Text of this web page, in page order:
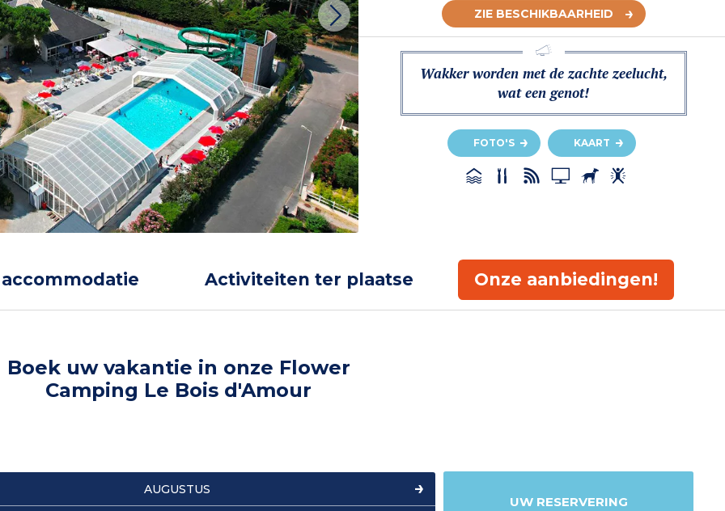
ZIE BESCHIKBAARHEID
Wakker worden met de zachte zeelucht,
wat een genot!
FOTO'S KAART
Activiteiten ter plaatse Onze aanbiedingen!
Boek uw vakantie in onze Flower
Camping Le Bois d'Amour
AUGUSTUS
UW RESERVERING